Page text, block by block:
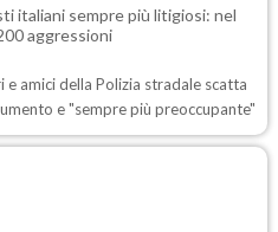
italiani sempre più litigiosi: nel
aggressioni
amici della Polizia stradale scatta
e "sempre più preoccupante"